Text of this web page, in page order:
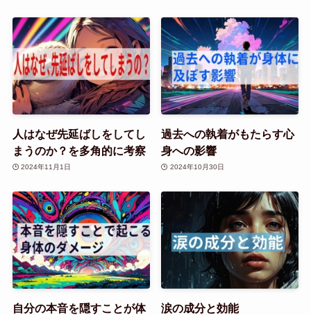
人はなぜ先延ばしをしてし
まうのか？を多角的に考察
2024年11月1日
過去への執着がもたらす心
身への影響
2024年10月30日
自分の本音を隠すことが体
涙の成分と効能